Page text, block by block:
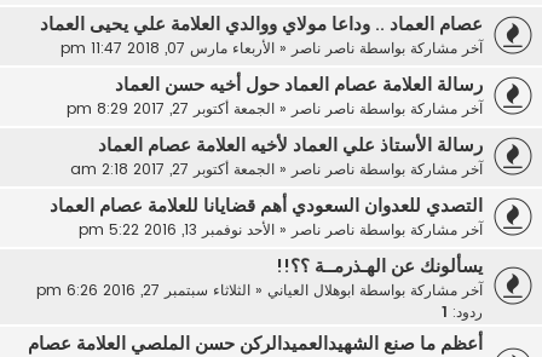
عصام العماد .. وداعا مولاي ووالدي العلامة علي يحيى العماد
آخر مشاركة بواسطة ناصر ناصر« الأربعاء مارس 07, 2018 11:47 pm
رسالة العلامة عصام العماد حول أخيه حسن العماد
آخر مشاركة بواسطة ناصر ناصر« الجمعة أكتوبر 27, 2017 8:29 pm
رسالة الأستاذ علي العماد لأخيه العلامة عصام العماد
آخر مشاركة بواسطة ناصر ناصر« الجمعة أكتوبر 27, 2017 2:18 am
التصدي للعدوان السعودي أهم قضايانا للعلامة عصام العماد
آخر مشاركة بواسطة ناصر ناصر« الأحد نوفمبر 13, 2016 5:22 pm
يسألونك عن الهـذرمــة ؟؟!!
آخر مشاركة بواسطة ابوهلال العياني « الثلاثاء سبتمبر 27, 2016 6:26 pm
ردود:
أعظم ما صنع الشهيدالعميدالركن حسن الملصي العلامة عصام